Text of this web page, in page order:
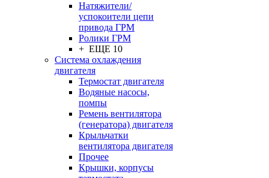
Натяжители/
успокоители цепи
привода ГРМ
Ролики ГРМ
+ ЕЩЕ 10
Система охлаждения
двигателя
Термостат двигателя
Водяные насосы,
помпы
Ремень вентилятора
(генератора) двигателя
Крыльчатки
вентилятора двигателя
Прочее
Крышки, корпусы